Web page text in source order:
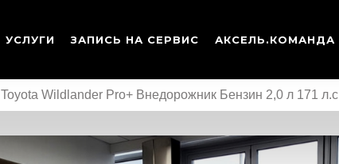
УСЛУГИ ЗАПИСЬ НА СЕРВИС АКСЕЛЬ.КОМАНДА
Toyota Wildlander Pro+ Внедорожник Бензин 2,0 л 171